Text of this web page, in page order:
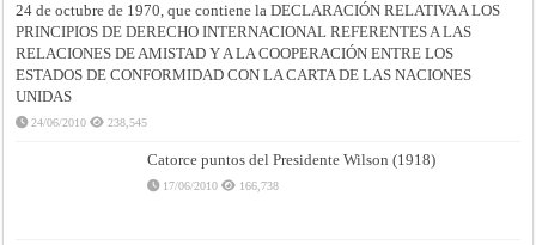
24 de octubre de 1970, que contiene la DECLARACIÓN RELATIVA A LOS
PRINCIPIOS DE DERECHO INTERNACIONAL REFERENTES A LAS
RELACIONES DE AMISTAD Y A LA COOPERACIÓN ENTRE LOS
ESTADOS DE CONFORMIDAD CON LA CARTA DE LAS NACIONES
UNIDAS
24/06/2010 238,545
Catorce puntos del Presidente Wilson (1918)
17/06/2010 166,738